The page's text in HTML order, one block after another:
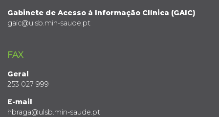
Gabinete de Acesso à Informação Clínica (GAIC)
gaic@ulsb.min-saude.pt
FAX
Geral
253 027 999
E-mail
hbraga@ulsb.min-saude.pt